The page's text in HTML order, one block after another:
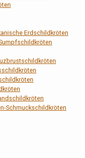
Erdschildkröten
Schmuckschildkröten